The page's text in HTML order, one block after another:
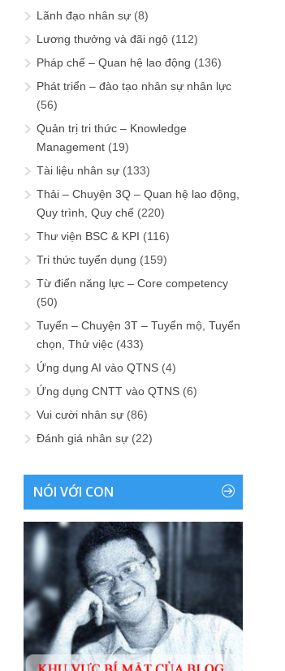
Lãnh đạo nhân sự (8)
Lương thưởng và đãi ngộ (112)
Pháp chế – Quan hệ lao động (136)
Phát triển – đào tạo nhân sự nhân lực
(56)
Quản trị tri thức – Knowledge
Management (19)
Tài liệu nhân sự (133)
Thải – Chuyện 3Q – Quan hệ lao động,
Quy trình, Quy chế (220)
Thư viện BSC & KPI (116)
Tri thức tuyển dụng (159)
Từ điển năng lực – Core competency
(50)
Tuyển – Chuyện 3T – Tuyển mộ, Tuyển
chọn, Thử việc (433)
Ứng dụng AI vào QTNS (4)
Ứng dụng CNTT vào QTNS (6)
Vui cười nhân sự (86)
Đánh giá nhân sự (22)
NÓI VỚI CON